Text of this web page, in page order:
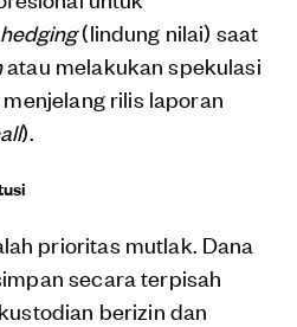
hedging(lindung nilai) saat
atau melakukan spekulasi
rilis laporan
).
prioritas mutlak. Dana
secara terpisah
berizin dan